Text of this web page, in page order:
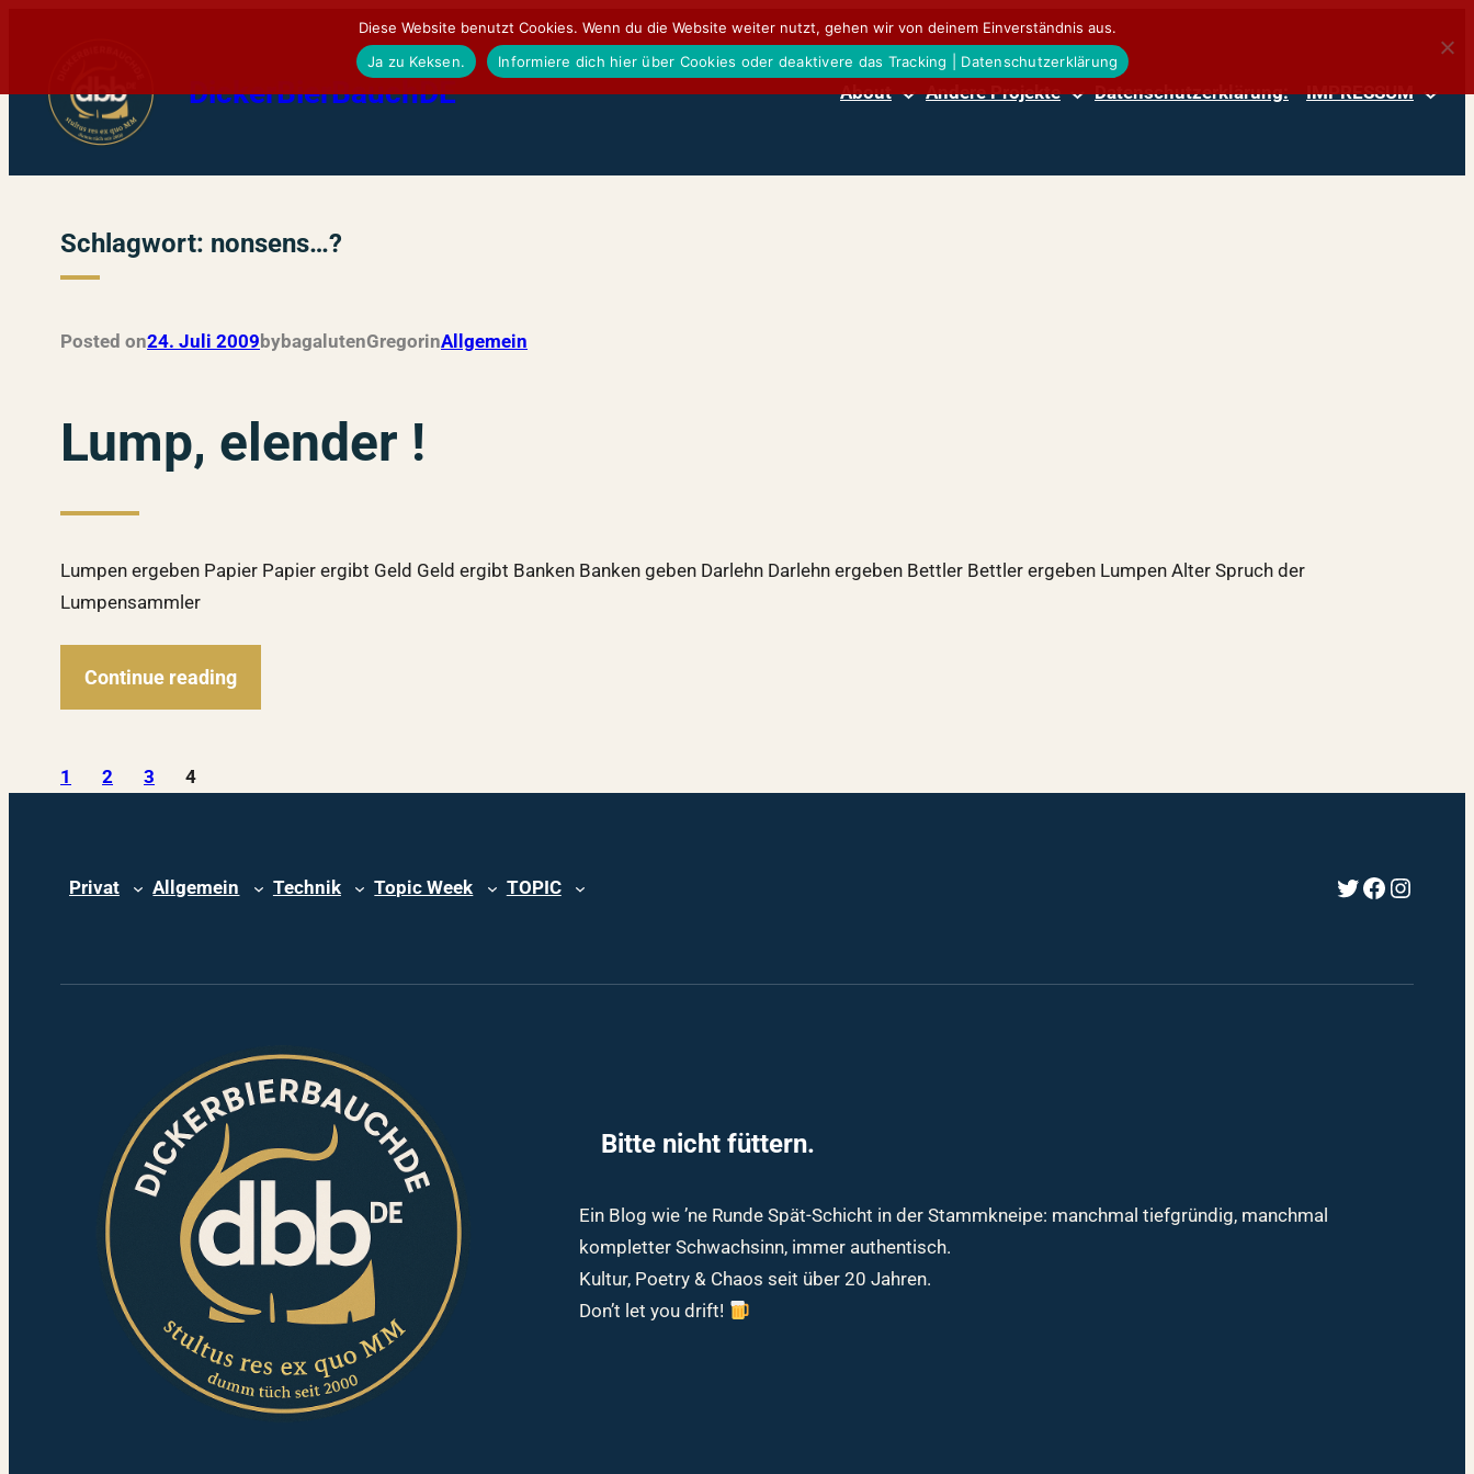
DickerBierBauchDE About Andere Projekte Datenschutzerklärung: IMPRESSUM
Schlagwort: nonsens…?
Posted on24. Juli 2009 bybagalutenGregorinAllgemein
Lump, elender !
Lumpen ergeben Papier Papier ergibt Geld Geld ergibt Banken Banken geben Darlehn Darlehn ergeben Bettler Bettler ergeben Lumpen Alter Spruch der
Lumpensammler
Continue reading
1 2 3 4
Privat Allgemein Technik Topic Week TOPIC Twitter
Facebook
Bitte nicht füttern.
Ein Blog wie ’ne Runde Spät-Schicht in der Stammkneipe: manchmal tiefgründig, manchmal
kompletter Schwachsinn, immer authentisch.
Kultur, Poetry & Chaos seit über 20 Jahren.
Don’t let you drift!
Diese Website benutzt Cookies. Wenn du die Website weiter nutzt, gehen wir von deinem Einverständnis aus.
Ja zu Keksen.
Informiere dich hier über Cookies oder deaktivere das Tracking | Datenschutzerklärung